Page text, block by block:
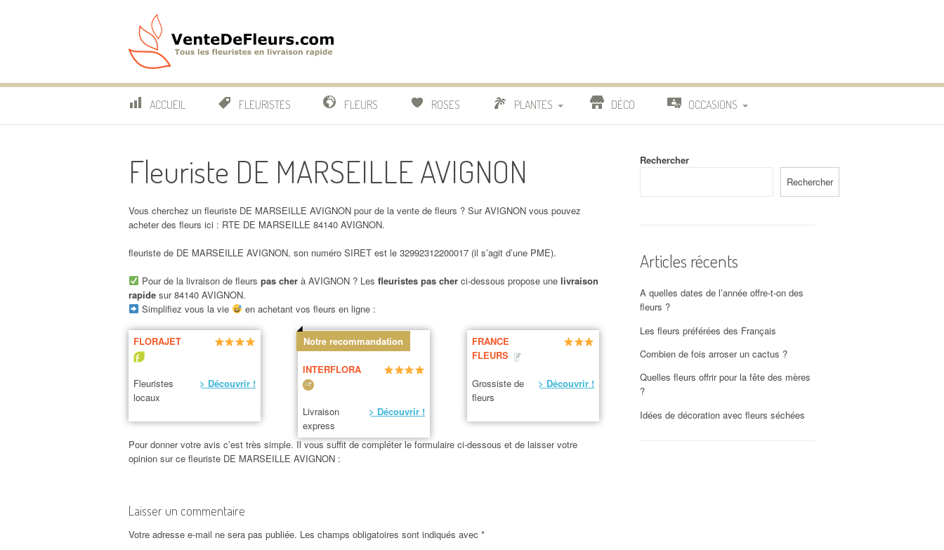
VenteDeFleurs.com
ACCUEIL FLEURISTES FLEURS ROSES PLANTES
CACTUS
BONSAI
DÉCO OCCASIONS
Fleuriste DE MARSEILLE AVIGNON
Vous cherchez un fleuriste DE MARSEILLE AVIGNON pour de la vente de fleurs ? Sur AVIGNON vous pouvez
acheter des fleurs ici : RTE DE MARSEILLE 84140 AVIGNON.
fleuriste de DE MARSEILLE AVIGNON, son numéro SIRET est le 32992312200017 (il s’agit d’une PME).
Pour de la livraison de fleurs pas cherà AVIGNON ? Les fleuristes pas cher ci-dessous propose une livraison
rapide sur 84140 AVIGNON.
Simplifiez vous la vie
en achetant vos fleurs en ligne :
FLORAJET
Fleuristes
locaux
> Découvrir !
Notre recommandation
INTERFLORA
Livraison
express
> Découvrir !
FRANCE
FLEURS
Grossiste de
fleurs
> Découvrir !
Pour donner votre avis c’est très simple. Il vous suffit de compléter le formulaire ci-dessous et de laisser votre
opinion sur ce fleuriste DE MARSEILLE AVIGNON :
Laisser un commentaire
Votre adresse e-mail ne sera pas publiée. Les champs obligatoires sont indiqués avec *
Rechercher
Rechercher
Articles récents
A quelles dates de l’année offre-t-on des
fleurs ?
Les fleurs préférées des Français
Combien de fois arroser un cactus ?
Quelles fleurs offrir pour la fête des mères
?
Idées de décoration avec fleurs séchées